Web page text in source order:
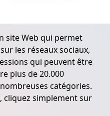
site Web qui permet
les réseaux sociaux,
qui peuvent être
plus de 20.000
catégories.
cliquez simplement sur